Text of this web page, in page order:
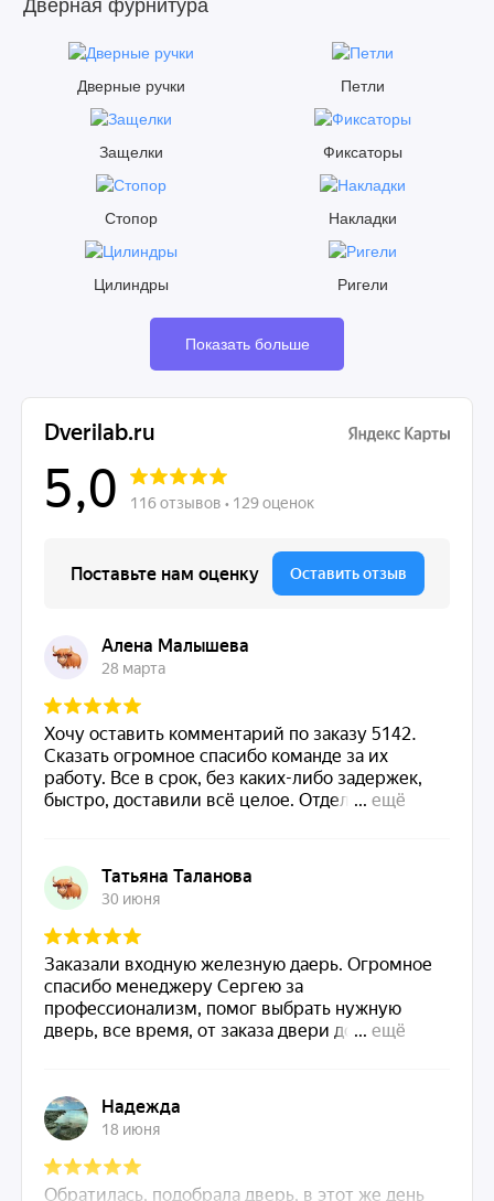
Дверная фурнитура
Дверные ручки Петли
Защелки Фиксаторы
Стопор Накладки
Цилиндры Ригели
Показать больше